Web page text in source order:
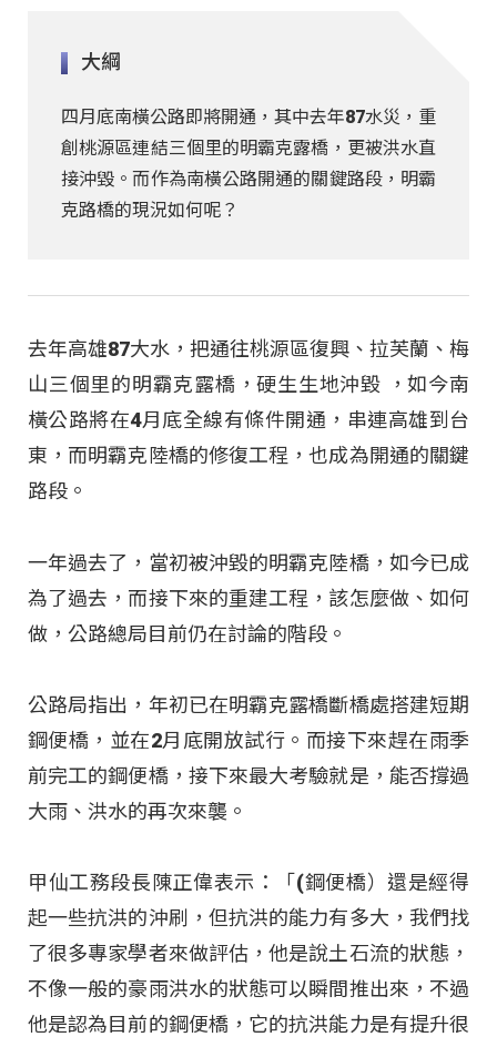
大綱
四月底南橫公路即將開通，其中去年87水災，重
創桃源區連結三個里的明霸克露橋，更被洪水直
接沖毀。而作為南橫公路開通的關鍵路段，明霸
克路橋的現況如何呢？
去年高雄87大水，把通往桃源區復興、拉芙蘭、梅
山三個里的明霸克露橋，硬生生地沖毀 ，如今南
橫公路將在4月底全線有條件開通，串連高雄到台
東，而明霸克陸橋的修復工程，也成為開通的關鍵
路段。
一年過去了，當初被沖毀的明霸克陸橋，如今已成
為了過去，而接下來的重建工程，該怎麼做、如何
做，公路總局目前仍在討論的階段。
公路局指出，年初已在明霸克露橋斷橋處搭建短期
鋼便橋，並在2月底開放試行。而接下來趕在雨季
前完工的鋼便橋，接下來最大考驗就是，能否撐過
大雨、洪水的再次來襲。
甲仙工務段長陳正偉表示：「(鋼便橋）還是經得
起一些抗洪的沖刷，但抗洪的能力有多大，我們找
了很多專家學者來做評估，他是說土石流的狀態，
不像一般的豪雨洪水的狀態可以瞬間推出來，不過
他是認為目前的鋼便橋，它的抗洪能力是有提升很